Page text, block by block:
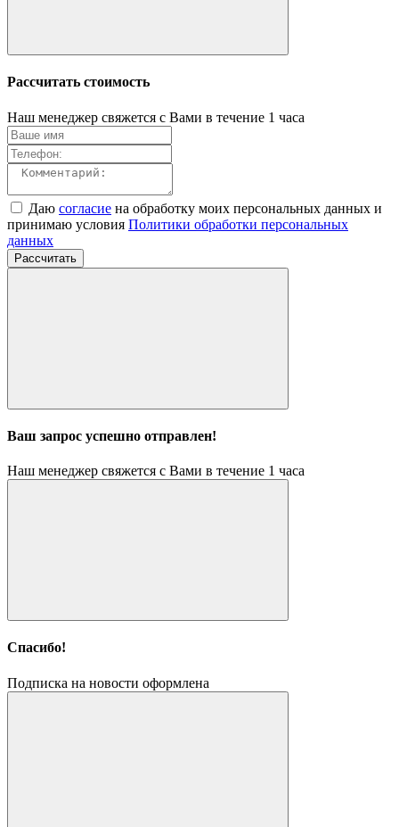
Рассчитать стоимость
Наш менеджер свяжется с Вами в течение 1 часа
Даю согласие на обработку моих персональных данных и
принимаю условия Политики обработки персональных
данных
Рассчитать
Ваш запрос успешно отправлен!
Наш менеджер свяжется с Вами в течение 1 часа
Спасибо!
Подписка на новости оформлена